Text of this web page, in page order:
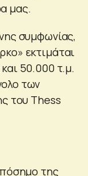
μας.
συμφωνίας,
εκτιμάται
50.000 τ.μ.
των
του Thess
της